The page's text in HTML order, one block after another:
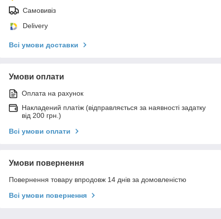
Самовивіз
Delivery
Всі умови доставки
Умови оплати
Оплата на рахунок
Накладений платіж (відправляється за наявності задатку
від 200 грн.)
Всі умови оплати
Умови повернення
Повернення товару впродовж 14 днів за домовленістю
Всі умови повернення